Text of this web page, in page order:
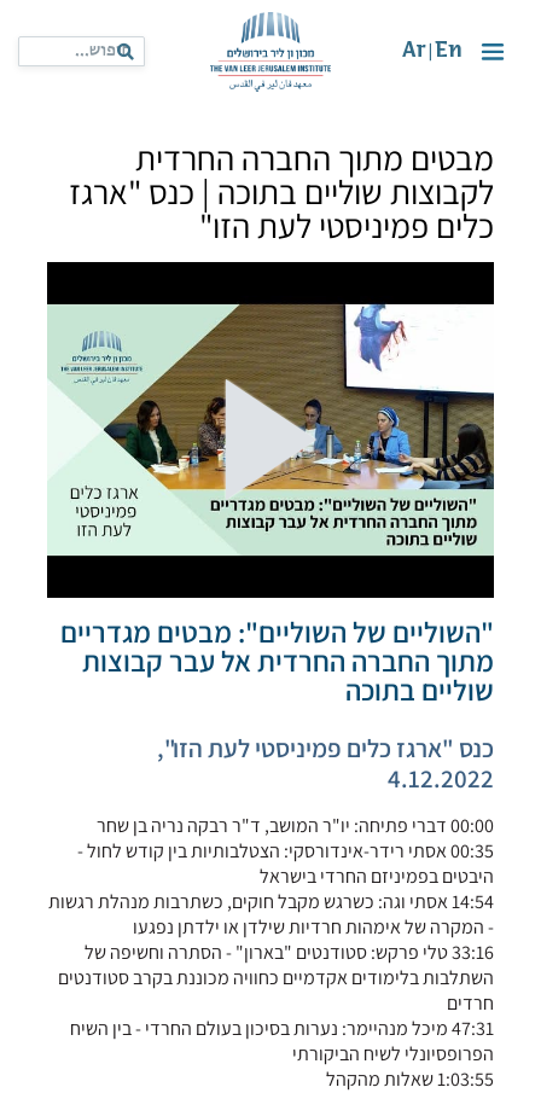
En
Ar
מבטים מתוך החברה החרדית
לקבוצות שוליים בתוכה | כנס "ארגז
כלים פמיניסטי לעת הזו"
"השוליים של השוליים": מבטים מגדריים
מתוך החברה החרדית אל עבר קבוצות
שוליים בתוכה
כנס "ארגז כלים פמיניסטי לעת הזו",
4.12.2022
00:00 דברי פתיחה: יו"ר המושב, ד"ר רבקה נריה בן שחר
00:35 אסתי רידר-אינדורסקי: הצטלבותיות בין קודש לחול -
היבטים בפמיניזם החרדי בישראל
14:54 אסתי וגה: כשרגש מקבל חוקים, כשתרבות מנהלת רגשות
- המקרה של אימהות חרדיות שילדן או ילדתן נפגעו
33:16 טלי פרקש: סטודנטים "בארון" - הסתרה וחשיפה של
השתלבות בלימודים אקדמיים כחוויה מכוננת בקרב סטודנטים
חרדים
47:31 מיכל מנהיימר: נערות בסיכון בעולם החרדי - בין השיח
הפרופסיונלי לשיח הביקורתי
1:03:55 שאלות מהקהל